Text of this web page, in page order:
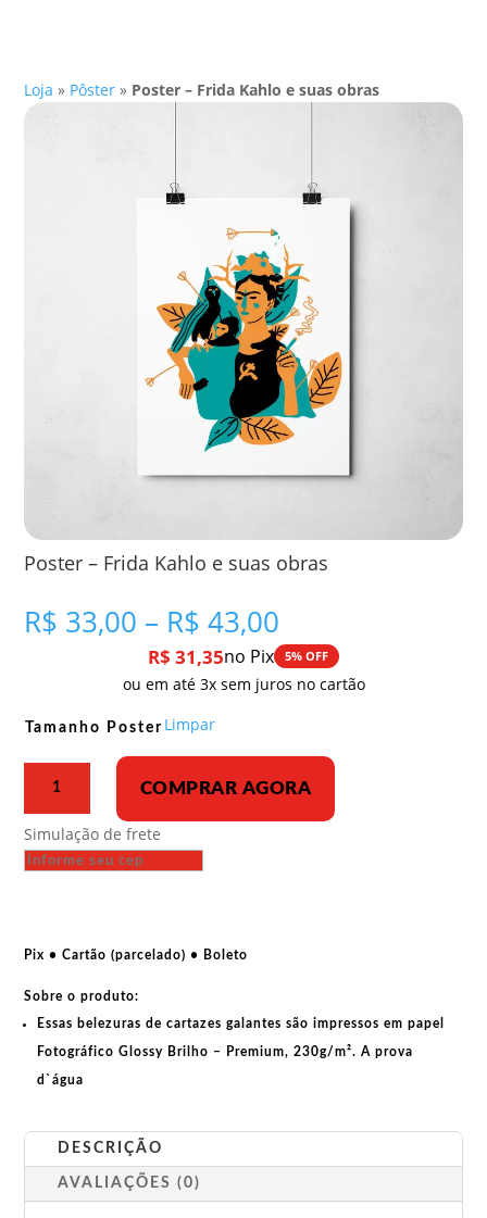
Loja » Pôster » Poster – Frida Kahlo e suas obras
Poster – Frida Kahlo e suas obras
R$ 33,00 – R$ 43,00
de
preço:
R$ 33,00
R$ 31,35no Pix 5% OFF
ou em até 3x sem juros no cartão
Tamanho Poster Limpar
Kahlo
e
quantidade
COMPRAR AGORA
Simulação de frete
Pix • Cartão (parcelado) • Boleto
Sobre o produto:
Essas belezuras de cartazes galantes são impressos em papel
Fotográfico Glossy Brilho – Premium, 230g/m². A prova
d`água
DESCRIÇÃO
AVALIAÇÕES (0)